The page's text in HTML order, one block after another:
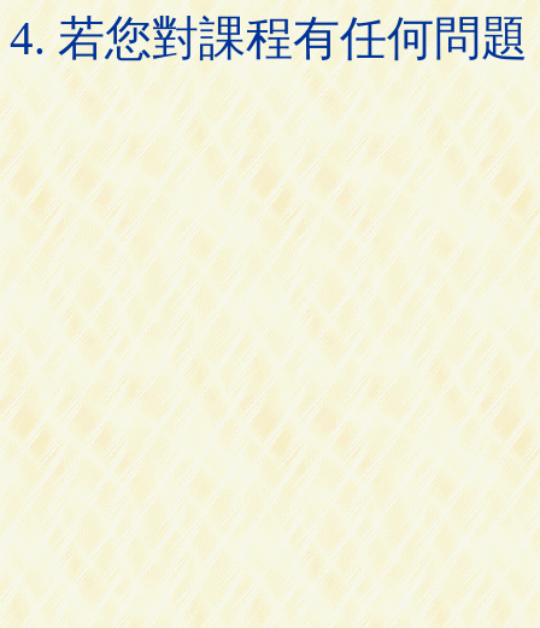
若您對課程有任何問